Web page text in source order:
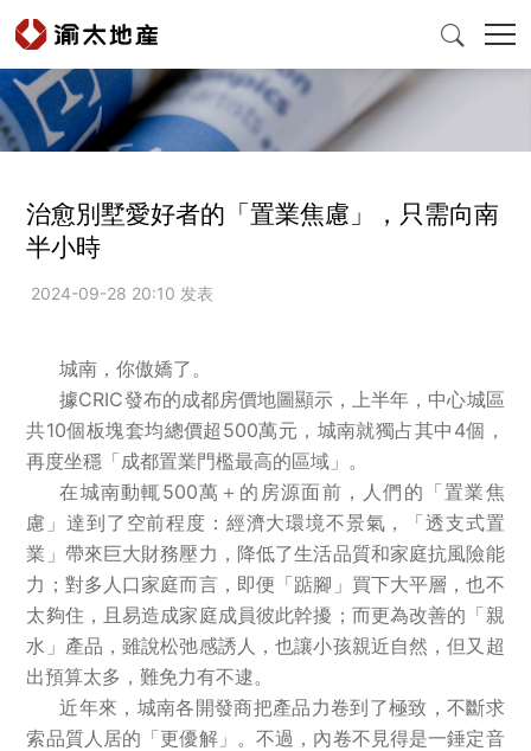

產品與服務
新聞中心
投資者關係
社會責任
關於渝太
合作商平臺
治愈別墅愛好者的「置業焦慮」，只需向南
半小時
2024-09-28 20:10 发表
城南，你傲嬌了。
據CRIC發布的成都房價地圖顯示，上半年，中心城區
共10個板塊套均總價超500萬元，城南就獨占其中4個，
再度坐穩「成都置業門檻最高的區域」。
在城南動輒500萬＋的房源面前，人們的「置業焦
慮」達到了空前程度：經濟大環境不景氣，「透支式置
業」帶來巨大財務壓力，降低了生活品質和家庭抗風險能
力；對多人口家庭而言，即便「踮腳」買下大平層，也不
太夠住，且易造成家庭成員彼此幹擾；而更為改善的「親
水」產品，雖說松弛感誘人，也讓小孩親近自然，但又超
出預算太多，難免力有不逮。
近年來，城南各開發商把產品力卷到了極致，不斷求
索品質人居的「更優解」。不過，內卷不見得是一錘定音